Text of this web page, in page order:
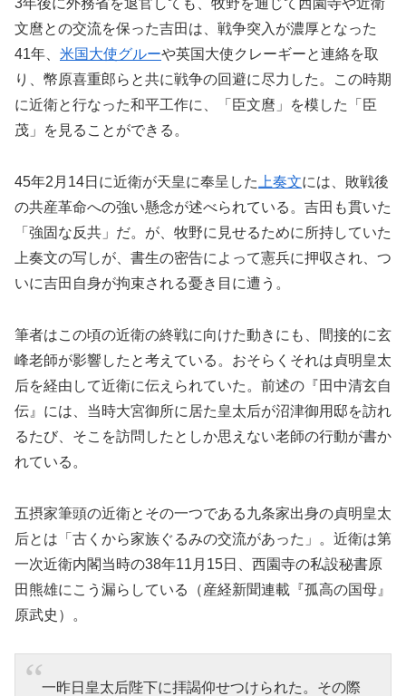
3年後に外務省を退官しても、牧野を通じて西園寺や近衛
文麿との交流を保った吉田は、戦争突入が濃厚となった
41年、 米国大使グルーや英国大使クレーギーと連絡を取
り、幣原喜重郎らと共に戦争の回避に尽力した。この時期
に近衛と行なった和平工作に、「臣文麿」を模した「臣
茂」を見ることができる。
45年2月14日に近衛が天皇に奉呈した 上奏文には、敗戦後
の共産革命への強い懸念が述べられている。吉田も貫いた
「強固な反共」だ。が、牧野に見せるために所持していた
上奏文の写しが、書生の密告によって憲兵に押収され、つ
いに吉田自身が拘束される憂き目に遭う。
筆者はこの頃の近衛の終戦に向けた動きにも、間接的に玄
峰老師が影響したと考えている。おそらくそれは貞明皇太
后を経由して近衛に伝えられていた。前述の『田中清玄自
伝』には、当時大宮御所に居た皇太后が沼津御用邸を訪れ
るたび、そこを訪問したとしか思えない老師の行動が書か
れている。
五摂家筆頭の近衛とその一つである九条家出身の貞明皇太
后とは「古くから家族ぐるみの交流があった」。近衛は第
一次近衛内閣当時の38年11月15日、西園寺の私設秘書原
田熊雄にこう漏らしている（産経新聞連載『孤高の国母』
原武史）。
一昨日皇太后陛下に拝謁仰せつけられた。その際